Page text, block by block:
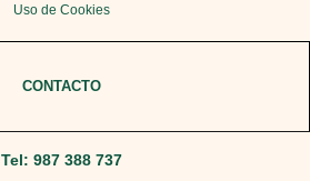
Uso de Cookies
CONTACTO
Tel: 987 388 737